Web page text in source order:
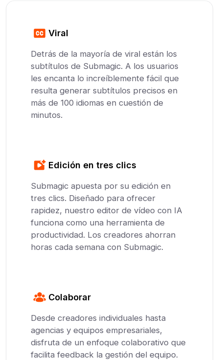
Viral
Detrás de la mayoría de viral están los
subtítulos de Submagic. A los usuarios
les encanta lo increíblemente fácil que
resulta generar subtítulos precisos en
más de 100 idiomas en cuestión de
minutos.
Edición en tres clics
Submagic apuesta por su edición en
tres clics. Diseñado para ofrecer
rapidez, nuestro editor de vídeo con IA
funciona como una herramienta de
productividad. Los creadores ahorran
horas cada semana con Submagic.
Colaborar
Desde creadores individuales hasta
agencias y equipos empresariales,
disfruta de un enfoque colaborativo que
facilita feedback la gestión del equipo.